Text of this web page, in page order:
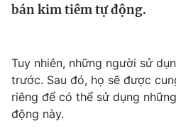
Tin tức
Câu chuyện quốc tế
Thị trường
Góc doanh nghiệp
Dữ liệu và đời sống
Truyền hình
bán kim tiêm tự động.
Tuy nhiên, những người sử
trước. Sau đó, họ sẽ được
riêng để có thể sử dụng
động này.